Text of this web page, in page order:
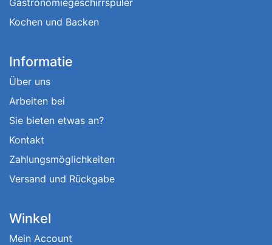
Kochen und Backen
Informatie
Über uns
Arbeiten bei
Sie bieten etwas an?
Kontakt
Zahlungsmöglichkeiten
Versand und Rückgabe
Winkel
Mein Account